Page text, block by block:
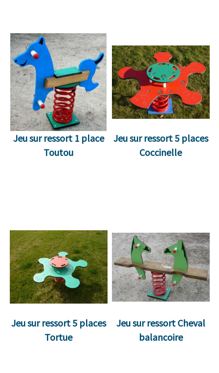
Jeu sur ressort 1 place
Toutou
Jeu sur ressort 5 places
Coccinelle
Jeu sur ressort 5 places
Tortue
Jeu sur ressort Cheval
balancoire